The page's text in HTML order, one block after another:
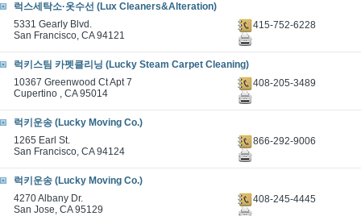
럭스세탁소·옷수선 (Lux Cleaners&Alteration)
5331 Gearly Blvd.
San Francisco, CA 94121
415-752-6228
럭키스팀 카펫클리닝 (Lucky Steam Carpet Cleaning)
10367 Greenwood Ct Apt 7
Cupertino , CA 95014
408-205-3489
럭키운송 (Lucky Moving Co.)
1265 Earl St.
San Francisco, CA 94124
866-292-9006
럭키운송 (Lucky Moving Co.)
4270 Albany Dr.
San Jose, CA 95129
408-245-4445